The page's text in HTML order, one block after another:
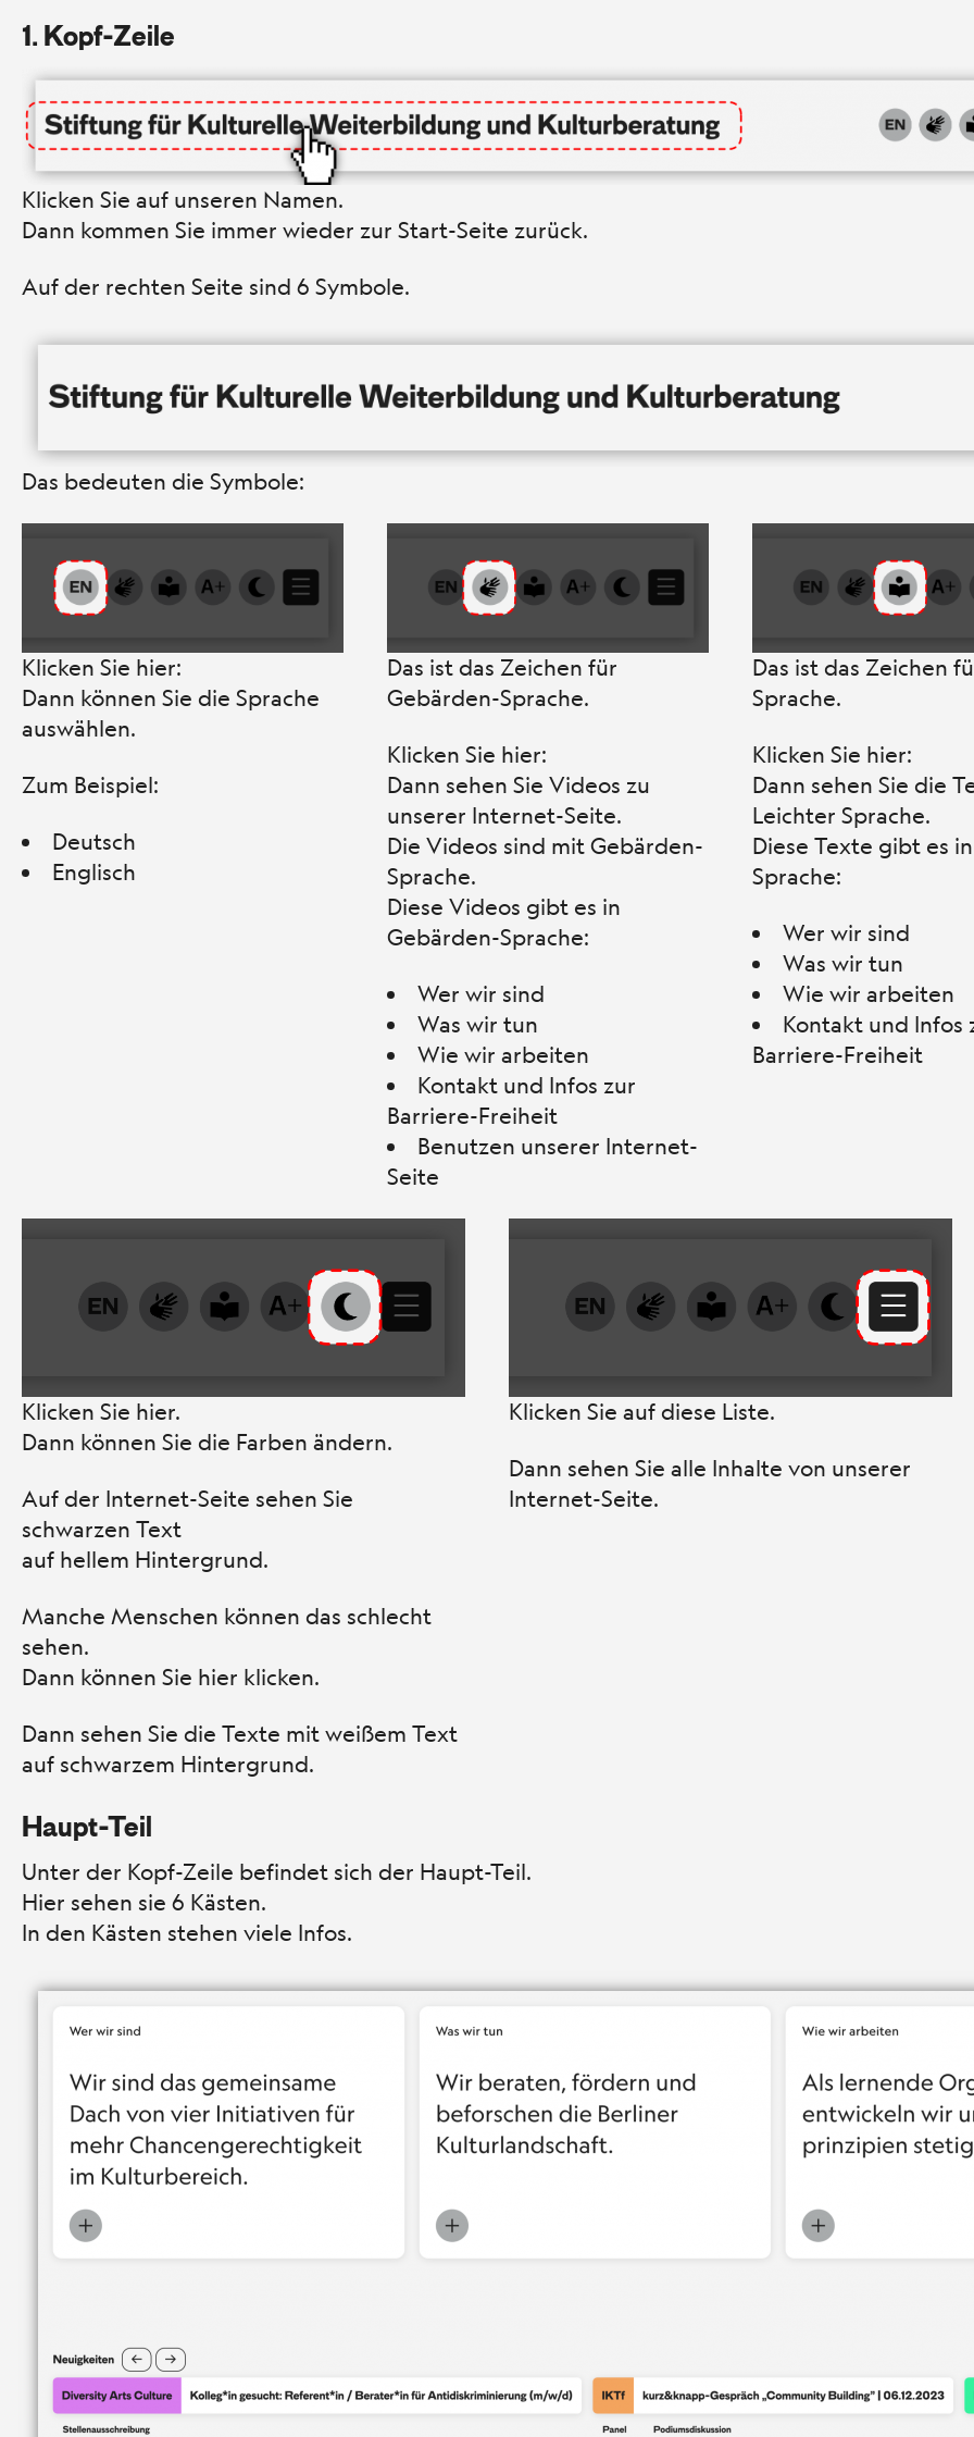
1. Kopf-Zeile
Klicken Sie auf unseren Namen.
Dann kommen Sie immer wieder zur Start-Seite zurück.
Auf der rechten Seite sind 6 Symbole.
Das bedeuten die Symbole:
Klicken Sie hier:
Dann können Sie die Sprache
auswählen.
Zum Beispiel:
Deutsch
Englisch
Das ist das Zeichen für
Gebärden-Sprache.
Klicken Sie hier:
Dann sehen Sie Videos zu
unserer Internet-Seite.
Die Videos sind mit Gebärden-
Sprache.
Diese Videos gibt es in
Gebärden-Sprache:
Wer wir sind
Was wir tun
Wie wir arbeiten
Kontakt und Infos zur
Barriere-Freiheit
Benutzen unserer Internet-
Seite
Das ist das Zeichen
Sprache.
Klicken Sie hier:
Dann sehen Sie die
Leichter Sprache.
Diese Texte gibt es
Sprache:
Wer wir sind
Was wir tun
Wie wir arbeiten
Kontakt und Infos
Barriere-Freiheit
Klicken Sie hier.
Dann können Sie die Farben ändern.
Auf der Internet-Seite sehen Sie
schwarzen Text
auf hellem Hintergrund.
Manche Menschen können das schlecht
sehen.
Dann können Sie hier klicken.
Dann sehen Sie die Texte mit weißem Text
auf schwarzem Hintergrund.
Klicken Sie auf diese Liste.
Dann sehen Sie alle Inhalte von unserer
Internet-Seite.
Haupt-Teil
Unter der Kopf-Zeile befindet sich der Haupt-Teil.
Hier sehen sie 6 Kästen.
In den Kästen stehen viele Infos.